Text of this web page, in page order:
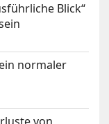
Blick“
normaler